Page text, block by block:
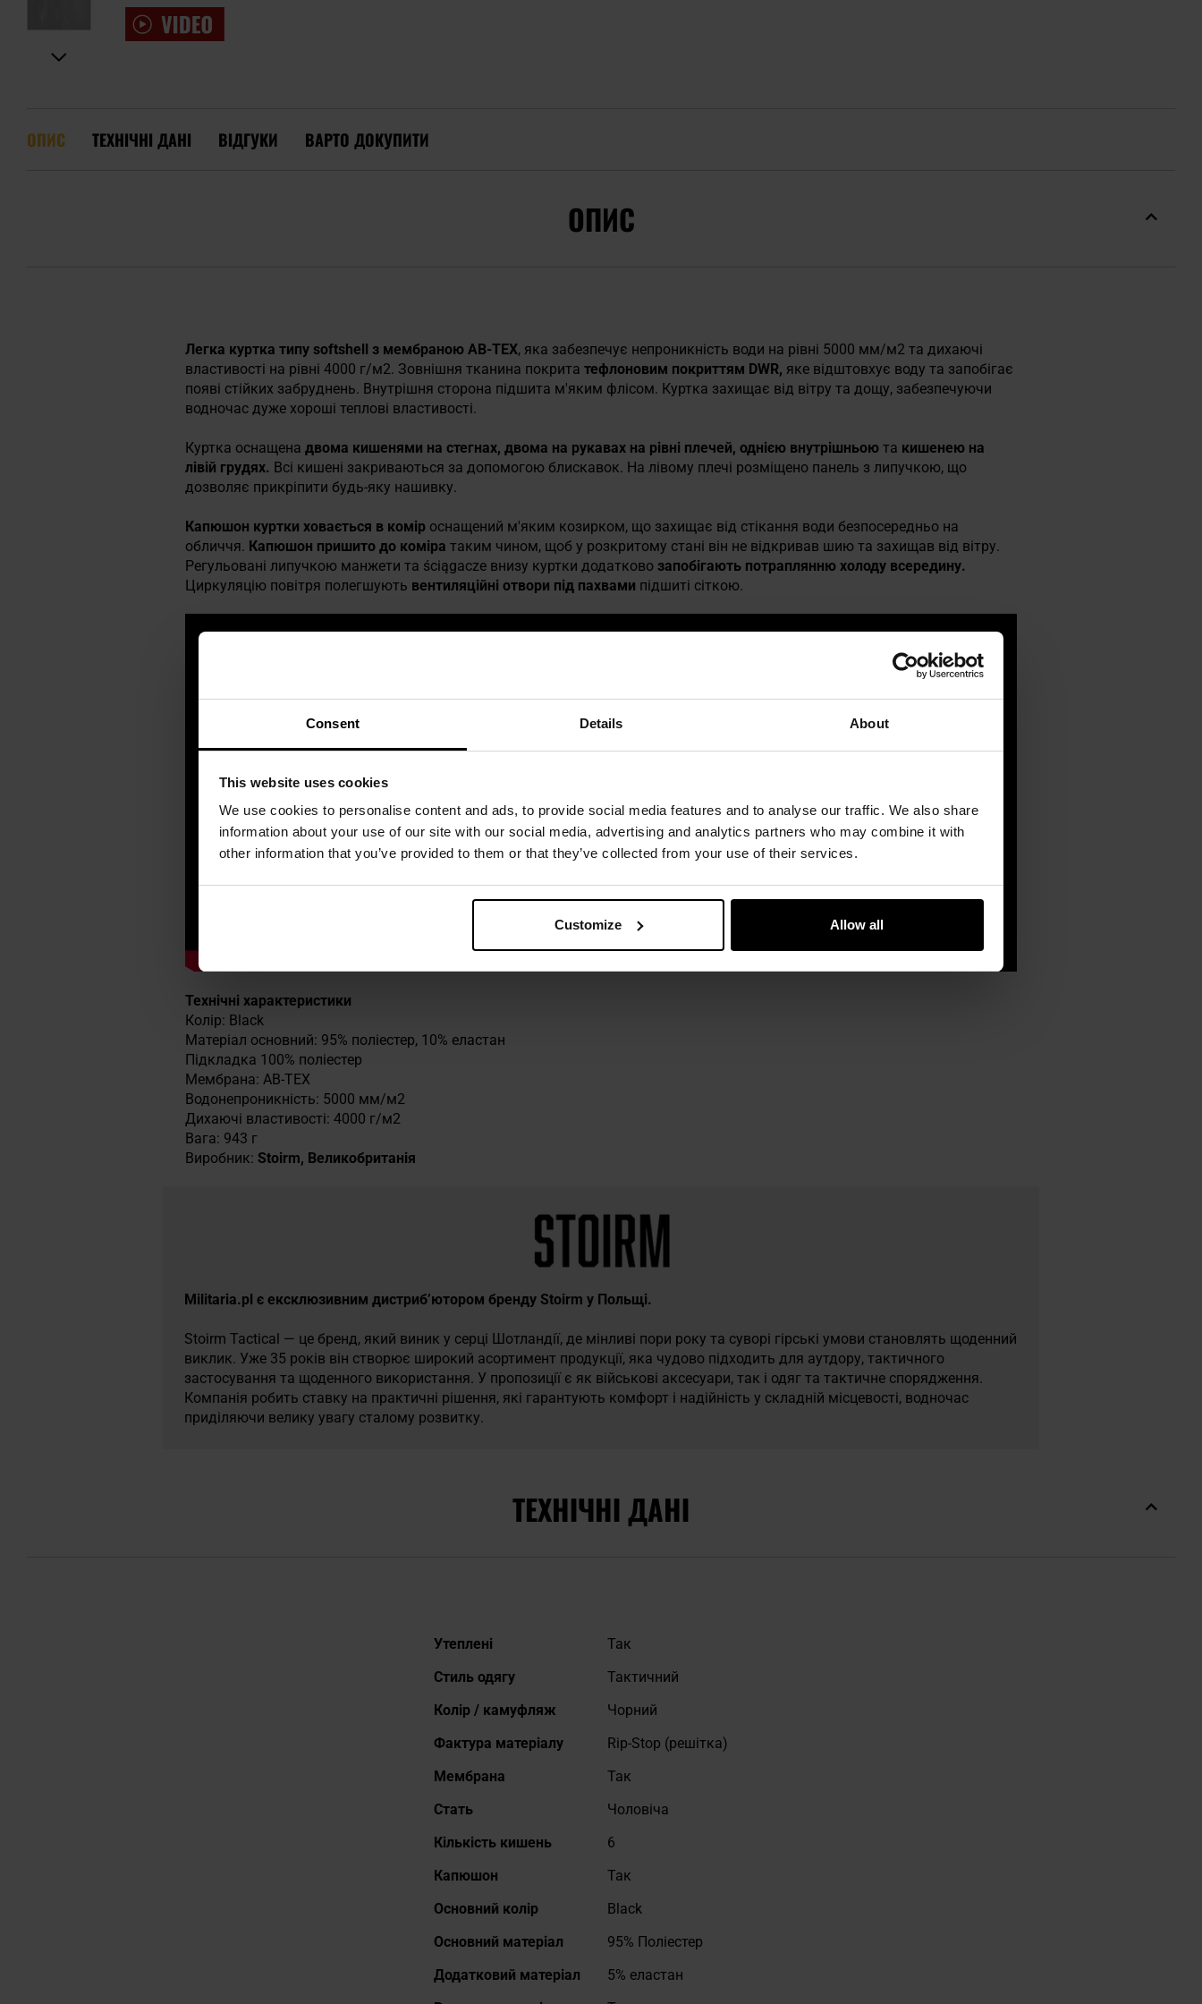
Consent Details About
This website uses cookies
We use cookies to personalise content and ads, to provide social media features and to analyse our traffic. We also share
information about your use of our site with our social media, advertising and analytics partners who may combine it with
other information that you’ve provided to them or that they’ve collected from your use of their services.
Customize Allow all
ОПИС ТЕХНІЧНІ ДАНІ ВІДГУКИ ВАРТО ДОКУПИТИ
ОПИС
Легка куртка типу softshell з мембраною AB-TEX, яка забезпечує непроникність води на рівні 5000 мм/м2 та дихаючі
властивості на рівні 4000 г/м2. Зовнішня тканина покрита тефлоновим покриттям DWR, яке відштовхує воду та запобігає
появі стійких забруднень. Внутрішня сторона підшита м'яким флісом. Куртка захищає від вітру та дощу, забезпечуючи
водночас дуже хороші теплові властивості.
Куртка оснащена двома кишенями на стегнах, двома на рукавах на рівні плечей, однією внутрішньою та кишенею на
лівій грудях. Всі кишені закриваються за допомогою блискавок. На лівому плечі розміщено панель з липучкою, що
дозволяє прикріпити будь-яку нашивку.
Капюшон куртки ховається в комір оснащений м'яким козирком, що захищає від стікання води безпосередньо на
обличчя. Капюшон пришито до коміра таким чином, щоб у розкритому стані він не відкривав шию та захищав від вітру.
Регульовані липучкою манжети та ściągacze внизу куртки додатково запобігають потраплянню холоду всередину.
Циркуляцію повітря полегшують вентиляційні отвори під пахвами підшиті сіткою.
Технічні характеристики
Колір: Black
Матеріал основний: 95% поліестер, 10% еластан
Підкладка 100% поліестер
Мембрана: AB-TEX
Водонепроникність: 5000 мм/м2
Дихаючі властивості: 4000 г/м2
Вага: 943 г
Виробник: Stoirm, Великобританія
Militaria.pl є ексклюзивним дистриб’ютором бренду Stoirm у Польщі.
Stoirm Tactical — це бренд, який виник у серці Шотландії, де мінливі пори року та суворі гірські умови становлять щоденний
виклик. Уже 35 років він створює широкий асортимент продукції, яка чудово підходить для аутдору, тактичного
застосування та щоденного використання. У пропозиції є як військові аксесуари, так і одяг та тактичне спорядження.
Компанія робить ставку на практичні рішення, які гарантують комфорт і надійність у складній місцевості, водночас
приділяючи велику увагу сталому розвитку.
ТЕХНІЧНІ ДАНІ
Докладніше
Утеплені
Так
Стиль одягу
Тактичний
Колір / камуфляж
Чорний
Фактура матеріалу
Rip-Stop (решітка)
Мембрана
Так
Cтать
Чоловіча
Кількість кишень
6
Капюшон
Так
Основний колір
Black
Основний матеріал
95% Поліестер
Додатковий матеріал
5% еластан